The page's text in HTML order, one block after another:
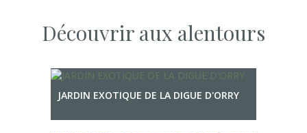
Découvrir aux alentours
JARDIN EXOTIQUE DE LA DIGUE D'ORRY